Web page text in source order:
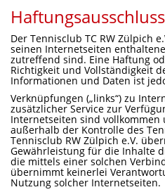
Haftungsausschluss
Der Tennisclub TC RW Zülpich
seinen Internetseiten
zutreffend sind. Eine Haftung
Richtigkeit und Vollständigkeit
Informationen und Daten ist
Verknüpfungen („links“) zu
zusätzlicher Service zur
Internetseiten sind vollkommen
außerhalb der Kontrolle des
Tennisclub RW Zülpich e.V.
Gewährleistung für die Inhalte
die mittels einer solchen
übernimmt keinerlei
Nutzung solcher Internetseiten.